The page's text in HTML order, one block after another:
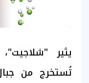
يثير
تُستخرج من